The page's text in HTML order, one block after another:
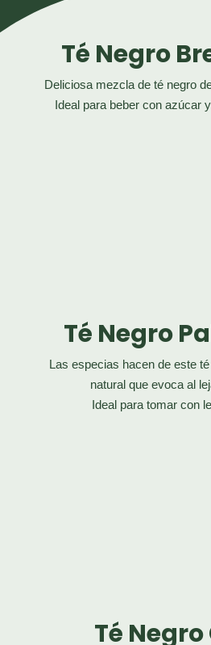
Té Negro
Deliciosa mezcla de té negro
Ideal para beber con azúcar
Té Negro
Las especias hacen de este
natural que evoca al
Ideal para tomar con
Té